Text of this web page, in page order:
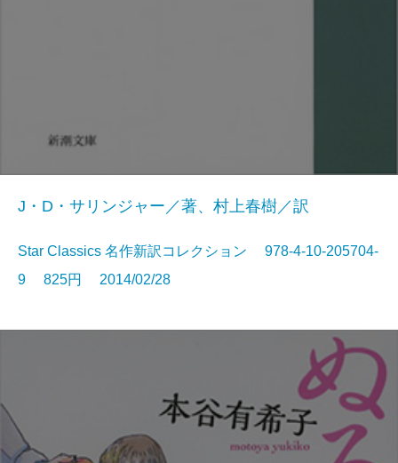
J・D・サリンジャー／著、村上春樹／訳
Star Classics 名作新訳コレクション 978-4-10-205704-
9 825円 2014/02/28